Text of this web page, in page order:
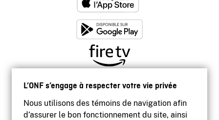
L’ONF s’engage à respecter votre vie privée
Nous utilisons des témoins de navigation afin
d’assurer le bon fonctionnement du site, ainsi